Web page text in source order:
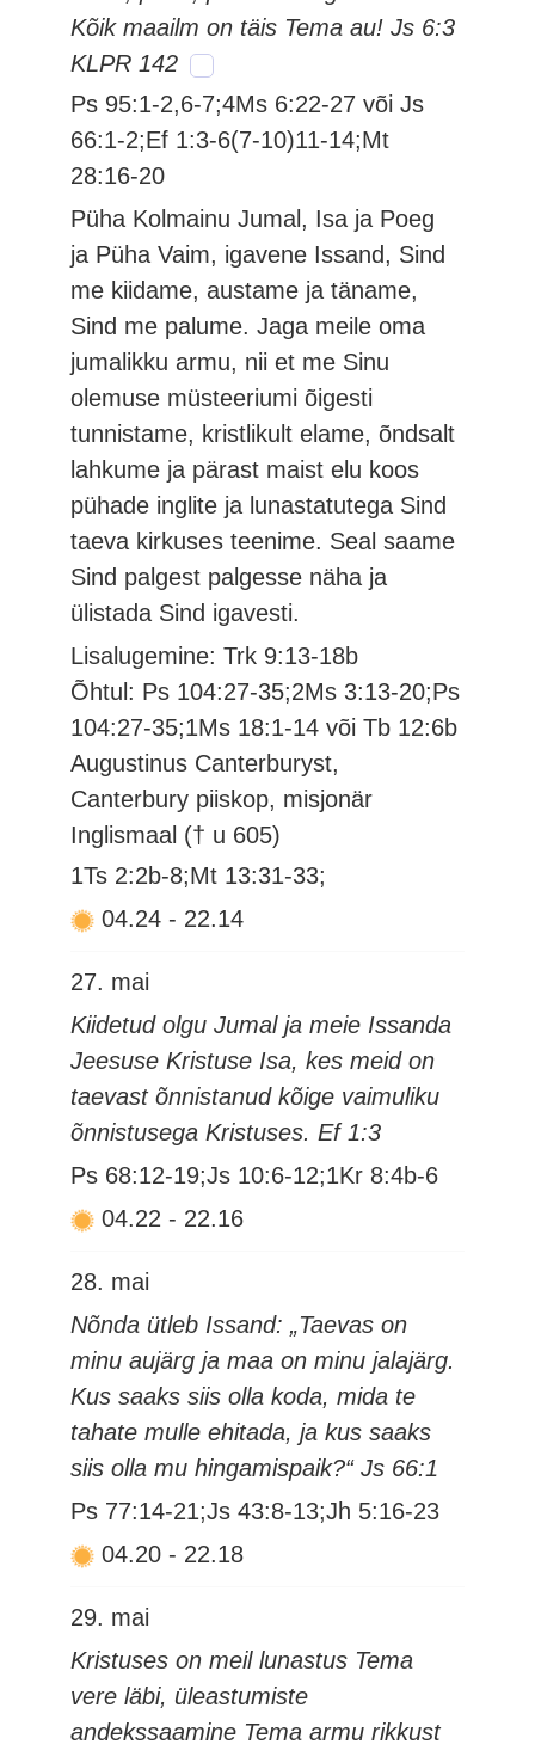
Kõik maailm on täis Tema au! Js 6:3
KLPR 142
Ps 95:1-2,6-7;4Ms 6:22-27 või Js
66:1-2;Ef 1:3-6(7-10)11-14;Mt
28:16-20
Püha Kolmainu Jumal, Isa ja Poeg
ja Püha Vaim, igavene Issand, Sind
me kiidame, austame ja täname,
Sind me palume. Jaga meile oma
jumalikku armu, nii et me Sinu
olemuse müsteeriumi õigesti
tunnistame, kristlikult elame, õndsalt
lahkume ja pärast maist elu koos
pühade inglite ja lunastatutega Sind
taeva kirkuses teenime. Seal saame
Sind palgest palgesse näha ja
ülistada Sind igavesti.
Lisalugemine: Trk 9:13-18b
Õhtul: Ps 104:27-35;2Ms 3:13-20;Ps
104:27-35;1Ms 18:1-14 või Tb 12:6b
Augustinus Canterburyst,
Canterbury piiskop, misjonär
Inglismaal († u 605)
1Ts 2:2b-8;Mt 13:31-33;
04.24 - 22.14
27. mai
Kiidetud olgu Jumal ja meie Issanda
Jeesuse Kristuse Isa, kes meid on
taevast õnnistanud kõige vaimuliku
õnnistusega Kristuses. Ef 1:3
Ps 68:12-19;Js 10:6-12;1Kr 8:4b-6
04.22 - 22.16
28. mai
Nõnda ütleb Issand: „Taevas on
minu aujärg ja maa on minu jalajärg.
Kus saaks siis olla koda, mida te
tahate mulle ehitada, ja kus saaks
siis olla mu hingamispaik?“ Js 66:1
Ps 77:14-21;Js 43:8-13;Jh 5:16-23
04.20 - 22.18
29. mai
Kristuses on meil lunastus Tema
vere läbi, üleastumiste
andekssaamine Tema armu rikkust